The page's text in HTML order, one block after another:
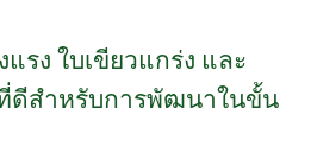
รง ใบเขียวแกร่ง และ
ที่ดีสำหรับการพัฒนาในขั้น